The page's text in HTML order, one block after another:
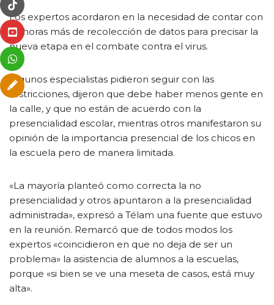
Los expertos acordaron en la necesidad de contar con
72 horas más de recolección de datos para precisar la
nueva etapa en el combate contra el virus.
Algunos especialistas pidieron seguir con las
restricciones, dijeron que debe haber menos gente en
la calle, y que no están de acuerdo con la
presencialidad escolar, mientras otros manifestaron su
opinión de la importancia presencial de los chicos en
la escuela pero de manera limitada.
«La mayoría planteó como correcta la no
presencialidad y otros apuntaron a la presencialidad
administrada», expresó a Télam una fuente que estuvo
en la reunión. Remarcó que de todos modos los
expertos «coincidieron en que no deja de ser un
problema» la asistencia de alumnos a la escuelas,
porque «si bien se ve una meseta de casos, está muy
alta».